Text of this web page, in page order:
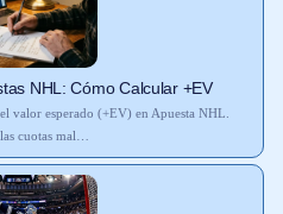
NHL: Cómo Calcular +EV
valor esperado (+EV) en Apuesta NHL.
cuotas mal…